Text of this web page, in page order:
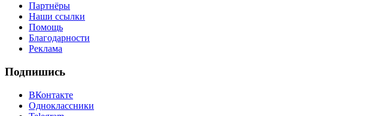
Партнёры
Наши ссылки
Помощь
Благодарности
Реклама
Подпишись
ВКонтакте
Одноклассники